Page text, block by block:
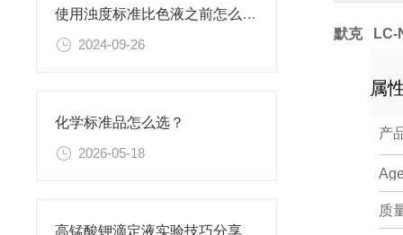
使用浊度标准比色液之前怎么可以不了解这些！
2024-09-26
化学标准品怎么选？
2026-05-18
高锰酸钾滴定液实验技巧分享
默克 LC-
属
产
质